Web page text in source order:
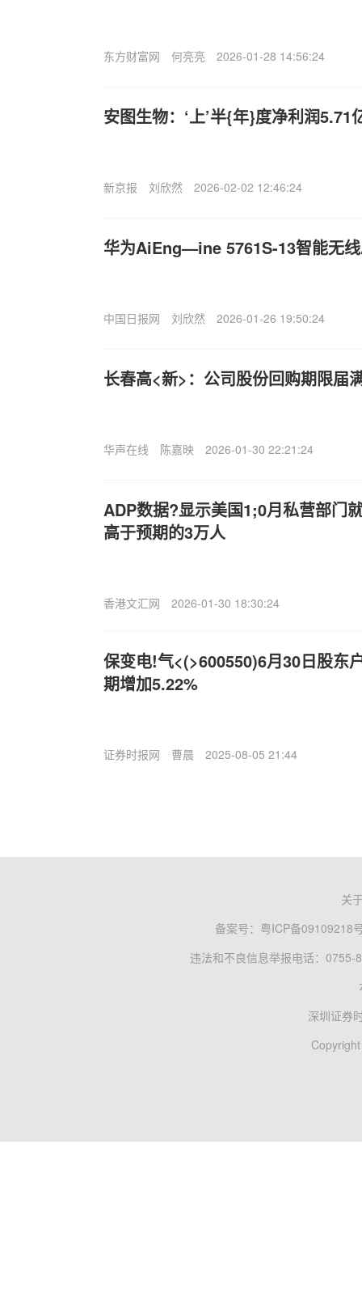
东方财富网 何亮亮 2026-01-28 14:56:24
安图生物：‘上’半{年}度净利润5.71
新京报 刘欣然 2026-02-02 12:46:24
华为AiEng—ine 5761S-13‌智能无
中国日报网 刘欣然 2026-01-26 19:50:24
长春高<新>：公司股份回购期限届
华声在线 陈嘉映 2026-01-30 22:21:24
ADP数据?显示美国1;0月私营部门
高于预期的3万人
香港文汇网 2026-01-30 18:30:24
保变电!气<(>600550)6月30日股东
期增加5.22%
证券时报网 曹晨 2025-08-05 21:44
关
备案号： 粤ICP备09109218
违法和不良信息举报电话：0755-
深圳证券